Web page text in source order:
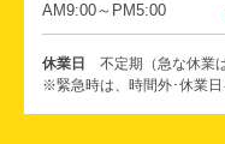
AM9:00～PM5:00
休業日
不定期（急な休業
※緊急時は、時間外･休業日